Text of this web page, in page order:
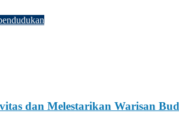
dan Melestarikan Warisan